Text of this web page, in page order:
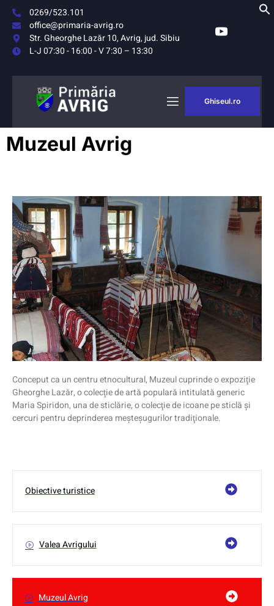
0269/523.101
office@primaria-avrig.ro
Str. Gheorghe Lazăr 10, Avrig, jud. Sibiu
L-J 07:30 - 16:00 - V 7:30 – 13:30
MONITORUL
OFICIAL LOCAL
Ghiseul.ro
Muzeul Avrig
Obiective turistice
Valea Avrigului
Muzeul Avrig
Conceput ca un centru etnocultural, Muzeul cuprinde o expoziţie
Gheorghe Lazăr, o colecţie de artă populară intitulată generic
Maria Spiridon, una de sticlărie, o colecţie de icoane pe sticlă şi
cercuri pentru deprinderea meşteşugurilor tradiţionale.